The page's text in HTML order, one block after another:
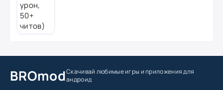
BROmodСкачивай любимые игрыи приложения для
андроид